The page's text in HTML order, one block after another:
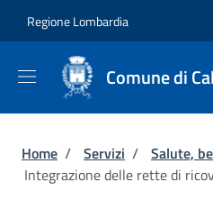
Regione Lombardia
Comune di
Briciole di pane
Home / Servizi / Salute,
Integrazione delle rette di